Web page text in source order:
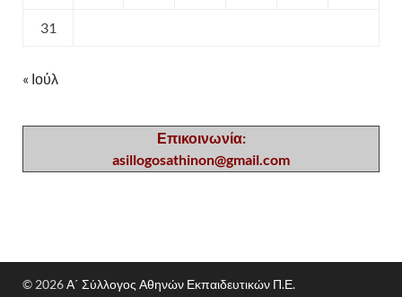
31
« Ιούλ
Επικοινωνία:
asillogosathinon@gmail.com
© 2026Α΄ Σύλλογος Αθηνών Εκπαιδευτικών Π.Ε.